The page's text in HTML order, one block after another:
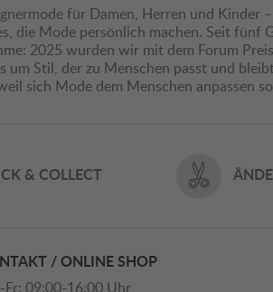
für Damen, Herren und
die Mode persönlich machen. Seit
2025 wurden wir mit dem Forum
um Stil, der zu Menschen passt und
sich Mode dem Menschen anpassen
& COLLECT
/ ONLINE SHOP
Fr: 09:00-16:00 Uhr